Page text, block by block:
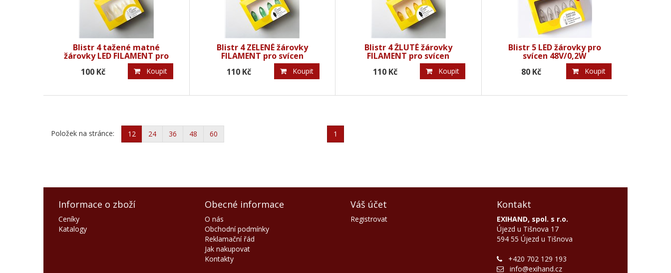
Blistr 4 tažené matné
žárovky LED FILAMENT pro
svícen 34V/0,2W
100 Kč Koupit
Blistr 4 ZELENÉ žárovky
FILAMENT pro svícen
34V/0,2W
110 Kč Koupit
Blistr 4 ŽLUTÉ žárovky
FILAMENT pro svícen
34V/0,2W
110 Kč Koupit
Blistr 5 LED žárovky pro
svícen 48V/0,2W
80 Kč Koupit
Položek na stránce: 12 24 36 48 60 1
Informace o zboží
Ceníky
Katalogy
Obecné informace
O nás
Obchodní podmínky
Reklamační řád
Jak nakupovat
Kontakty
Váš účet
Registrovat
Kontakt
EXIHAND, spol. s r.o.
Újezd u Tišnova 17
594 55 Újezd u Tišnova
+420 702 129 193
info@exihand.cz